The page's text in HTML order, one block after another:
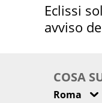
Eclissi
avviso